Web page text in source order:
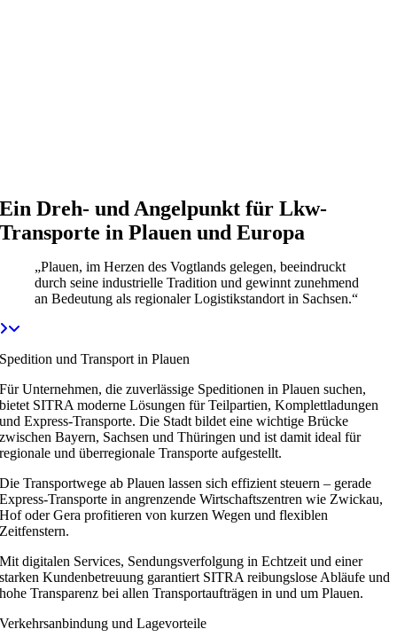
Ein Dreh- und Angelpunkt für Lkw-
Transporte in Plauen und Europa
„Plauen, im Herzen des Vogtlands gelegen, beeindruckt
durch seine industrielle Tradition und gewinnt zunehmend
an Bedeutung als regionaler Logistikstandort in Sachsen.“
Spedition und Transport in Plauen
Für Unternehmen, die zuverlässige Speditionen in Plauen suchen,
bietet SITRA moderne Lösungen für Teilpartien, Komplettladungen
und Express-Transporte. Die Stadt bildet eine wichtige Brücke
zwischen Bayern, Sachsen und Thüringen und ist damit ideal für
regionale und überregionale Transporte aufgestellt.
Die Transportwege ab Plauen lassen sich effizient steuern – gerade
Express-Transporte in angrenzende Wirtschaftszentren wie Zwickau,
Hof oder Gera profitieren von kurzen Wegen und flexiblen
Zeitfenstern.
Mit digitalen Services, Sendungsverfolgung in Echtzeit und einer
starken Kundenbetreuung garantiert SITRA reibungslose Abläufe und
hohe Transparenz bei allen Transportaufträgen in und um Plauen.
Verkehrsanbindung und Lagevorteile